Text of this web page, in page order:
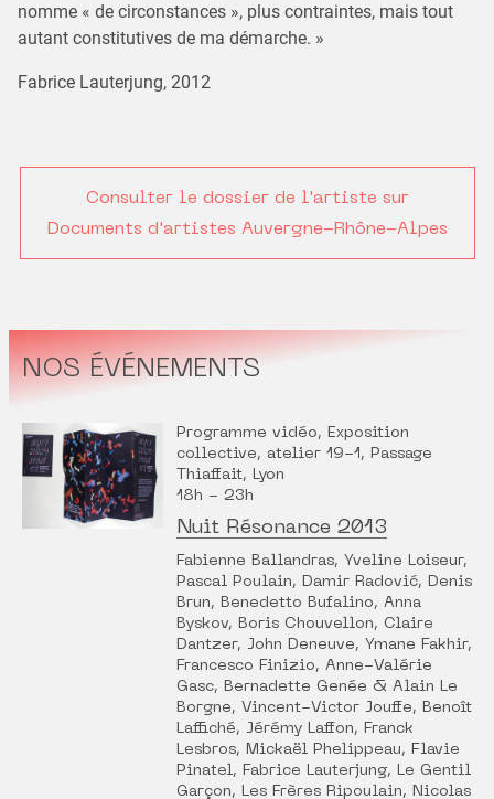
nomme « de circonstances », plus contraintes, mais tout
autant constitutives de ma démarche. »
Fabrice Lauterjung, 2012
Consulter le dossier de l'artiste sur
Documents d'artistes Auvergne-Rhône-Alpes
NOS ÉVÉNEMENTS
Programme vidéo, Exposition
collective, atelier 19-1, Passage
Thiaffait, Lyon
18h - 23h
Nuit Résonance 2013
Fabienne Ballandras, Yveline Loiseur,
Pascal Poulain, Damir Radović, Denis
Brun, Benedetto Bufalino, Anna
Byskov, Boris Chouvellon, Claire
Dantzer, John Deneuve, Ymane Fakhir,
Francesco Finizio, Anne-Valérie
Gasc, Bernadette Genée & Alain Le
Borgne, Vincent-Victor Jouffe, Benoît
Laffiché, Jérémy Laffon, Franck
Lesbros, Mickaël Phelippeau, Flavie
Pinatel, Fabrice Lauterjung, Le Gentil
Garçon, Les Frères Ripoulain, Nicolas